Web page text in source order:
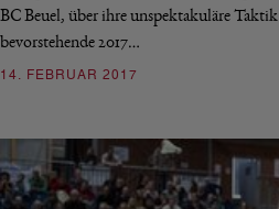
BC Beuel, über ihre unspektakuläre
bevorstehende 2017…
14. FEBRUAR 2017